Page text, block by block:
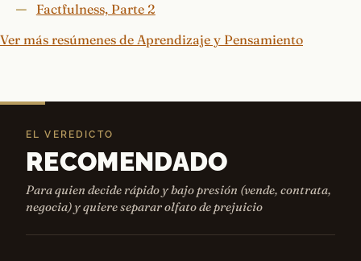
Factfulness, Parte 2
Ver más resúmenes de Aprendizaje y Pensamiento
EL VEREDICTO
RECOMENDADO
Para quien decide rápido y bajo presión (vende, contrata,
negocia) y quiere separar olfato de prejuicio